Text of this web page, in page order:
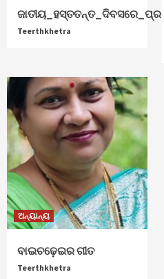
Teerthkhetra
ଅନ୍ୟାନ୍ୟ
ବାଇଚଢ଼େଇର ଗୀତ
Teerthkhetra